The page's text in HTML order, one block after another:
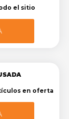
el sitio
en oferta